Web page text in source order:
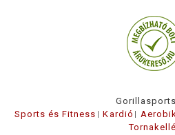
Sports és Fitness
Kardió Aerobik